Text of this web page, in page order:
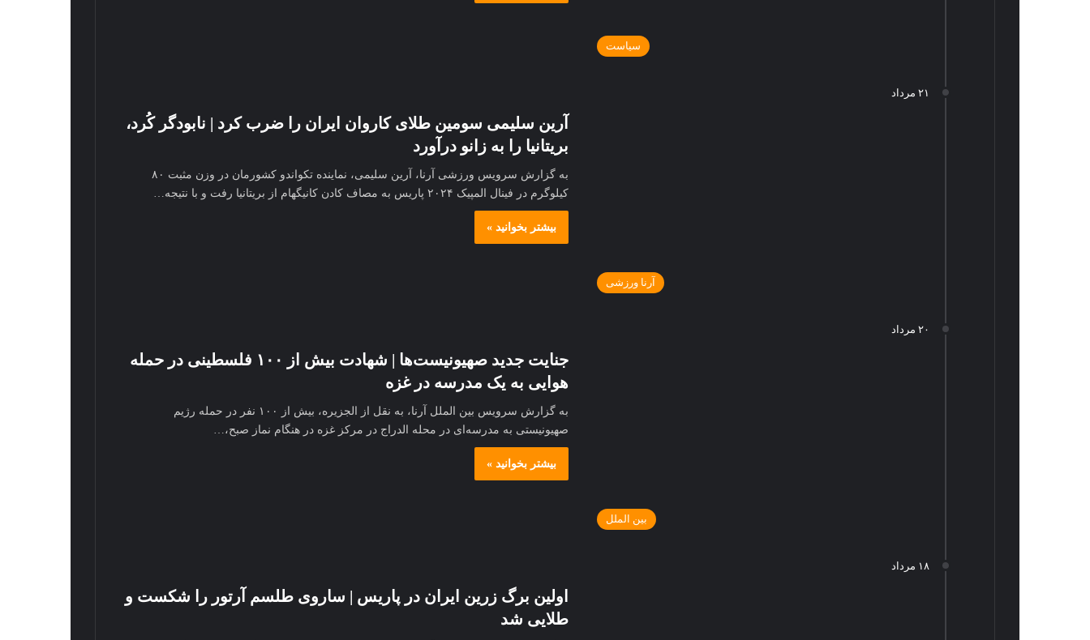
سیاست
۲۱ مرداد
آرنا ورزشی
آرین سلیمی سومین طلای کاروان ایران را ضرب کرد | نابودگر کُرد،
بریتانیا را به زانو درآورد
به گزارش سرویس ورزشی آرنا، آرین سلیمی، نماینده تکواندو کشورمان در وزن مثبت ۸۰
کیلوگرم در فینال المپیک ۲۰۲۴ پاریس به مصاف کادن کانیگهام از بریتانیا رفت و با نتیجه…
بیشتر بخوانید »
۲۰ مرداد
بین الملل
جنایت جدید صهیونیست‌ها | شهادت بیش از ۱۰۰ فلسطینی در حمله
هوایی به یک مدرسه در غزه
به گزارش سرویس بین الملل آرنا، به نقل از الجزیره، بیش از ۱۰۰ نفر در حمله رژیم
صهیونیستی به مدرسه‌ای در محله الدراج در مرکز غزه در هنگام نماز صبح،…
بیشتر بخوانید »
۱۸ مرداد
اولین برگ زرین ایران در پاریس | ساروی طلسم آرتور را شکست و
طلایی شد